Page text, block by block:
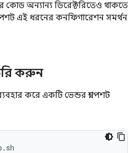
কোড অন্যান্য ডিরেক্টরিতেও থাকতে
এই ধরনের কনফিগারেশন সমর্থন
করুন
করে একটি ভেন্ডর স্ন্যাপশট